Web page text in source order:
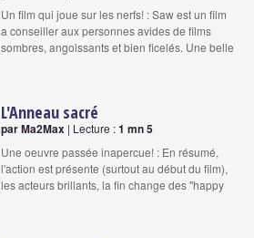
Un film qui joue sur les nerfs! : Saw est un film
a conseiller aux personnes avides de films
sombres, angoissants et bien ficelés. Une belle
L'Anneau sacré
par Ma2Max | Lecture :1 mn 5
Une oeuvre passée inapercue! : En résumé,
l'action est présente (surtout au début du film),
les acteurs brillants, la fin change des "happy